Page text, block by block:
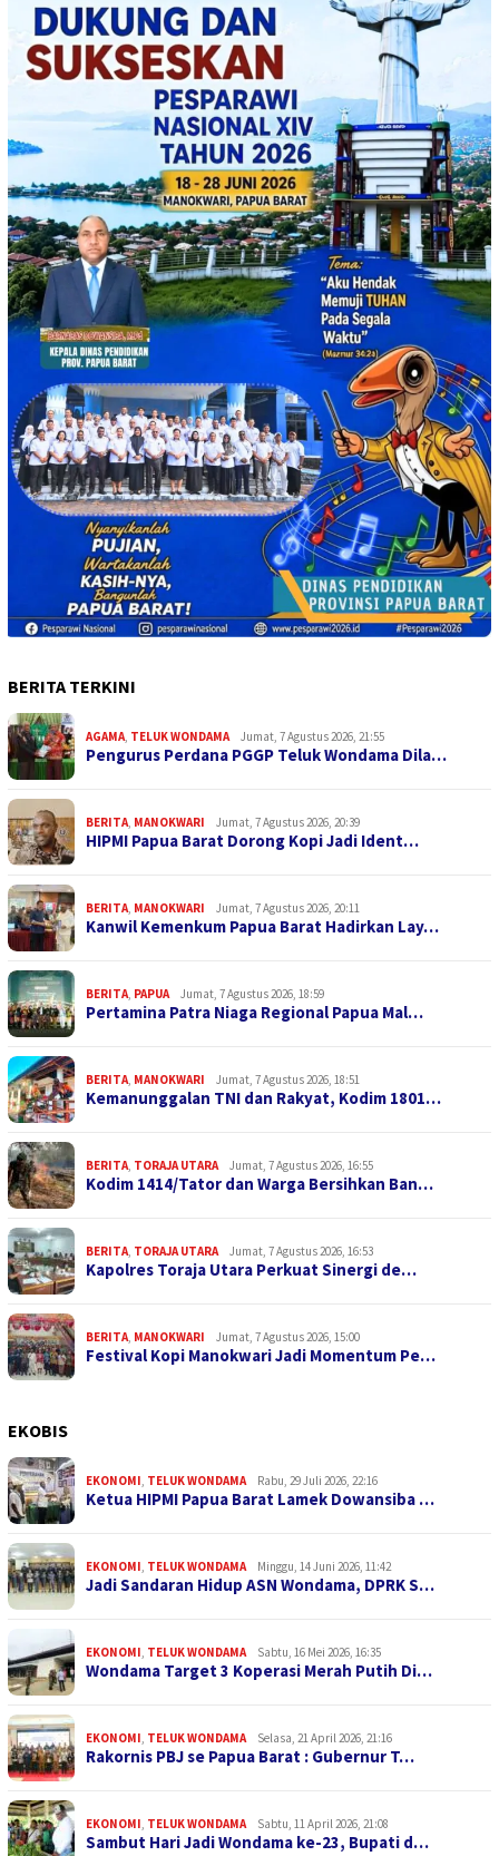
BERITA TERKINI
AGAMA TELUK WONDAMA Jumat, 7 Agustus 2026, 21:55
Pengurus Perdana PGGP Teluk Wondama Dila…
BERITA MANOKWARI Jumat, 7 Agustus 2026, 20:39
HIPMI Papua Barat Dorong Kopi Jadi Ident…
BERITA MANOKWARI Jumat, 7 Agustus 2026, 20:11
Kanwil Kemenkum Papua Barat Hadirkan Lay…
BERITA PAPUA Jumat, 7 Agustus 2026, 18:59
Pertamina Patra Niaga Regional Papua Mal…
BERITA MANOKWARI Jumat, 7 Agustus 2026, 18:51
Kemanunggalan TNI dan Rakyat, Kodim 1801…
BERITA TORAJA UTARA Jumat, 7 Agustus 2026, 16:55
Kodim 1414/Tator dan Warga Bersihkan Ban…
BERITA TORAJA UTARA Jumat, 7 Agustus 2026, 16:53
Kapolres Toraja Utara Perkuat Sinergi de…
BERITA MANOKWARI Jumat, 7 Agustus 2026, 15:00
Festival Kopi Manokwari Jadi Momentum Pe…
EKOBIS
EKONOMI TELUK WONDAMA Rabu, 29 Juli 2026, 22:16
Ketua HIPMI Papua Barat Lamek Dowansiba …
EKONOMI TELUK WONDAMA Minggu, 14 Juni 2026, 11:42
Jadi Sandaran Hidup ASN Wondama, DPRK S…
EKONOMI TELUK WONDAMA Sabtu, 16 Mei 2026, 16:35
Wondama Target 3 Koperasi Merah Putih Di…
EKONOMI TELUK WONDAMA Selasa, 21 April 2026, 21:16
Rakornis PBJ se Papua Barat : Gubernur T…
EKONOMI TELUK WONDAMA Sabtu, 11 April 2026, 21:08
Sambut Hari Jadi Wondama ke-23, Bupati d…